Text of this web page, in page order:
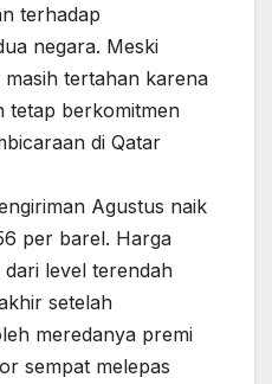
terhadap
negara. Meski
tertahan karena
tetap berkomitmen
di Qatar
Agustus naik
per barel. Harga
level terendah
setelah
meredanya premi
sempat melepas